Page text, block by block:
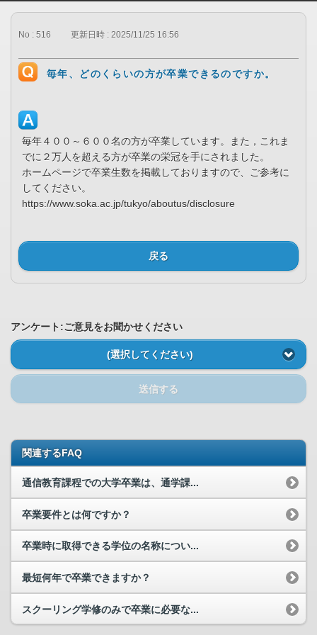
No : 516 更新日時 : 2025/11/25 16:56
毎年、どのくらいの方が卒業できるのですか。
毎年４００～６００名の方が卒業しています。また，これま
でに２万人を超える方が卒業の栄冠を手にされました。
ホームページで卒業生数を掲載しておりますので、ご参考に
してください。
https://www.soka.ac.jp/tukyo/aboutus/disclosure
戻る
アンケート:ご意見をお聞かせください
(選択してください)
送信する
関連するFAQ
通信教育課程での大学卒業は、通学課...
卒業要件とは何ですか？
卒業時に取得できる学位の名称につい...
最短何年で卒業できますか？
スクーリング学修のみで卒業に必要な...